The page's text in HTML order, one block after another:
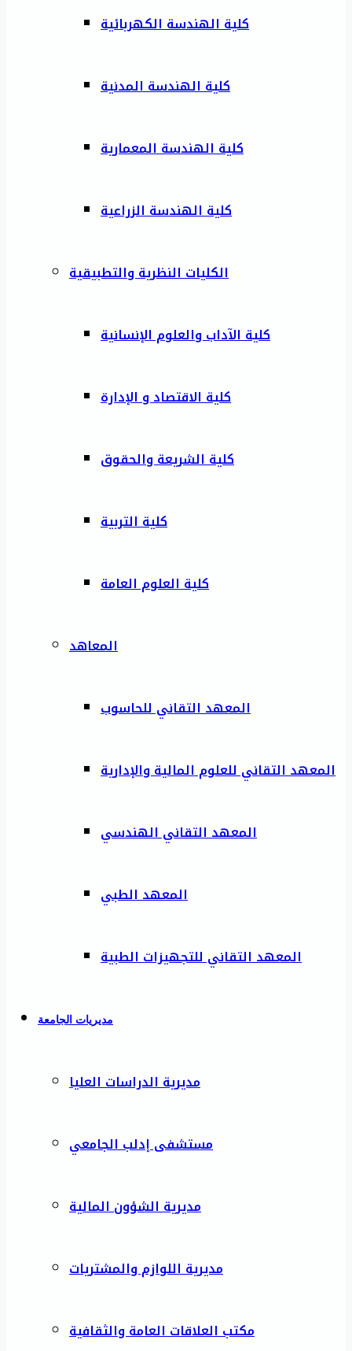
كلية الهندسة الكهربائية
كلية الهندسة المدنية
كلية الهندسة المعمارية
كلية الهندسة الزراعية
الكليات النظرية والتطبيقية
كلية الآداب والعلوم الإنسانية
كلية الاقتصاد و الإدارة
كلية الشريعة والحقوق
كلية التربية
كلية العلوم العامة
المعاهد
المعهد التقاني للحاسوب
المعهد التقاني للعلوم المالية والإدارية
المعهد التقاني الهندسي
المعهد الطبي
المعهد التقاني للتجهيزات الطبية
مديريات الجامعة
مديرية الدراسات العليا
مستشفى إدلب الجامعي
مديرية الشؤون المالية
مديرية اللوازم والمشتريات
مكتب العلاقات العامة والثقافية